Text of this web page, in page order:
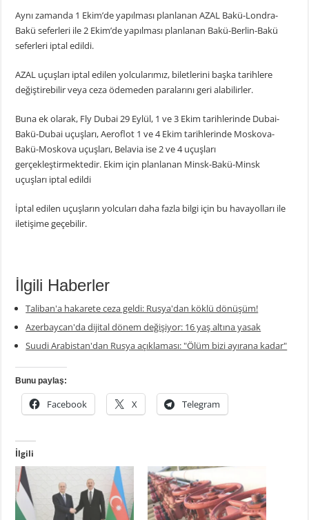
Aynı zamanda 1 Ekim’de yapılması planlanan AZAL Bakü-Londra-
Bakü seferleri ile 2 Ekim’de yapılması planlanan Bakü-Berlin-Bakü
seferleri iptal edildi.
AZAL uçuşları iptal edilen yolcularımız, biletlerini başka tarihlere
değiştirebilir veya ceza ödemeden paralarını geri alabilirler.
Buna ek olarak, Fly Dubai 29 Eylül, 1 ve 3 Ekim tarihlerinde Dubai-
Bakü-Dubai uçuşları, Aeroflot 1 ve 4 Ekim tarihlerinde Moskova-
Bakü-Moskova uçuşları, Belavia ise 2 ve 4 uçuşları
gerçekleştirmektedir. Ekim için planlanan Minsk-Bakü-Minsk
uçuşları iptal edildi
İptal edilen uçuşların yolcuları daha fazla bilgi için bu havayolları ile
iletişime geçebilir.
İlgili Haberler
Taliban'a hakarete ceza geldi: Rusya'dan köklü dönüşüm!
Azerbaycan'da dijital dönem değişiyor: 16 yaş altına yasak
Suudi Arabistan'dan Rusya açıklaması: "Ölüm bizi ayırana kadar"
Bunu paylaş:
Facebook X Telegram
İlgili